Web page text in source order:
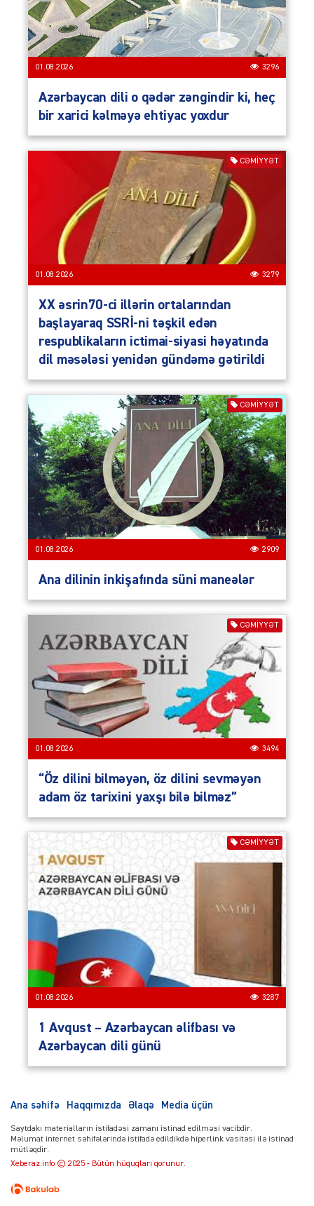
01.08.2026 3296
Azərbaycan dili o qədər zəngindir ki, heç
bir xarici kəlməyə ehtiyac yoxdur
CƏMIYYƏT
01.08.2026 3279
XX əsrin70-ci illərin ortalarından
başlayaraq SSRİ-ni təşkil edən
respublikaların ictimai-siyasi həyatında
dil məsələsi yenidən gündəmə gətirildi
CƏMIYYƏT
01.08.2026 2909
Ana dilinin inkişafında süni maneələr
CƏMIYYƏT
01.08.2026 3494
“Öz dilini bilməyən, öz dilini sevməyən
adam öz tarixini yaxşı bilə bilməz”
CƏMIYYƏT
01.08.2026 3287
1 Avqust – Azərbaycan əlifbası və
Azərbaycan dili günü
Ana səhifə Haqqımızda Əlaqə Media üçün
Saytdakı materialların istifadəsi zamanı istinad edilməsi vacibdir.
Məlumat internet səhifələrində istifadə edildikdə hiperlink vasitəsi ilə istinad
mütləqdir.
Xeberaz.info © 2025 - Bütün hüquqları qorunur.